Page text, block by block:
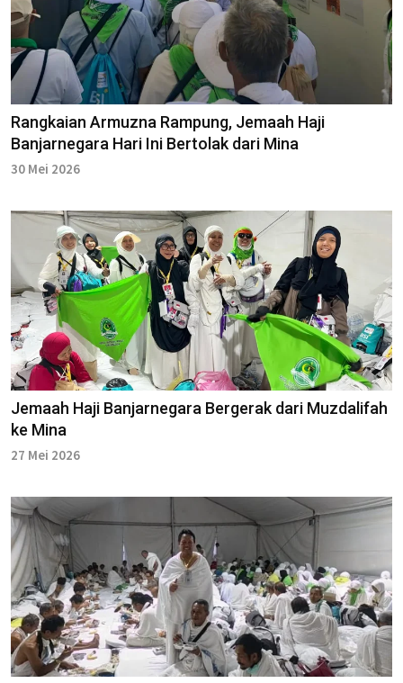
Rangkaian Armuzna Rampung, Jemaah Haji
Banjarnegara Hari Ini Bertolak dari Mina
30 Mei 2026
Jemaah Haji Banjarnegara Bergerak dari Muzdalifah
ke Mina
27 Mei 2026